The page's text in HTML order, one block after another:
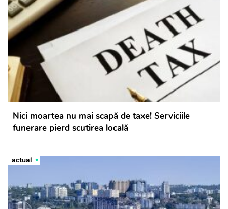
Nici moartea nu mai scapă de taxe! Serviciile
funerare pierd scutirea locală
actual